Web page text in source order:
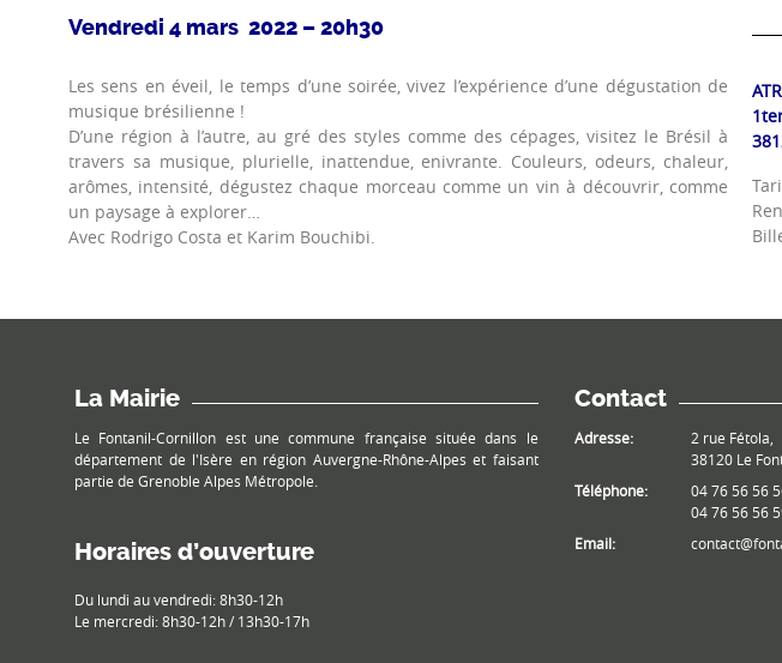
Vendredi 4 mars 2022 – 20h30
Les sens en éveil, le temps d’une soirée, vivez l’expérience d’une dégustation de
musique brésilienne !
D’une région à l’autre, au gré des styles comme des cépages, visitez le Brésil à
travers sa musique, plurielle, inattendue, enivrante. Couleurs, odeurs, chaleur,
arômes, intensité, dégustez chaque morceau comme un vin à découvrir, comme
un paysage à explorer…
Avec Rodrigo Costa et Karim Bouchibi.
La Mairie
Le Fontanil-Cornillon est une commune française située dans le
département de l'Isère en région Auvergne-Rhône-Alpes et faisant
partie de Grenoble Alpes Métropole.
Horaires d’ouverture
Du lundi au vendredi: 8h30-12h
Le mercredi: 8h30-12h / 13h30-17h
Contact
Adresse:
2 rue Fétola,
38120 Le
Téléphone:
04 76 56 56
04 76 56 56
Email: